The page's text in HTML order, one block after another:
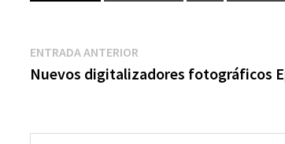
Navegación
de
ENTRADA ANTERIOR
anterior:
Nuevos digitalizadores fotográficos